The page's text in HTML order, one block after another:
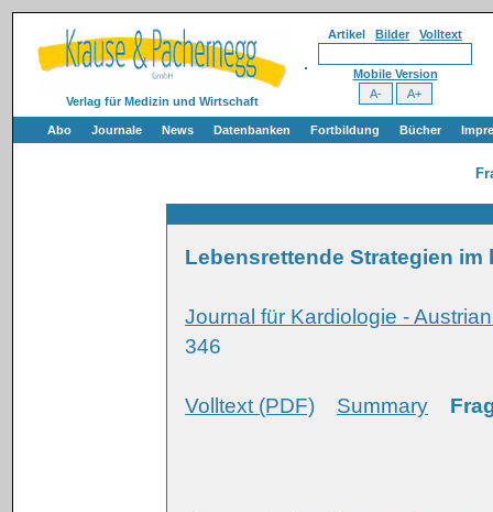
Verlag für Medizin und Wirtschaft
Artikel Bilder Volltext
Mobile Version
Abo Journale News Datenbanken Fortbildung Bücher
Lebensrettende Strategien
Journal für Kardiologie -
346
Volltext (PDF) Summary